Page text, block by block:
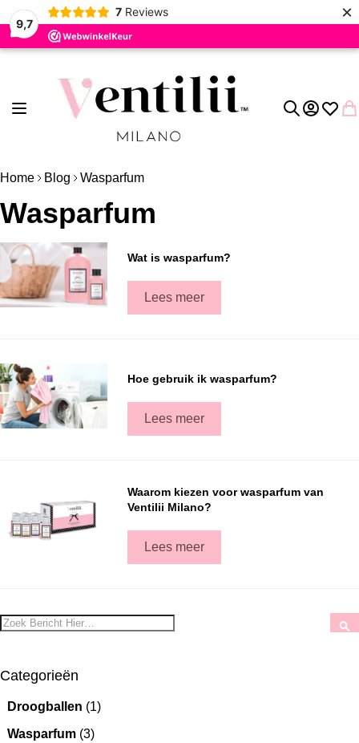
9,7
7 Reviews ×
Toggle Nav Account
Home Blog Wasparfum
Wasparfum
Wat is wasparfum?
Lees meer
Hoe gebruik ik wasparfum?
Lees meer
Waarom kiezen voor wasparfum van
Ventilii Milano?
Lees meer
Zoek
Categorieën
Droogballen (1)
Wasparfum (3)